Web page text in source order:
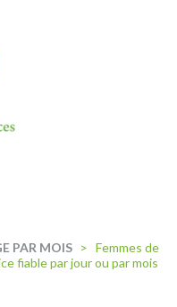
PAR MOIS > Femmes de
fiable par jour ou par mois